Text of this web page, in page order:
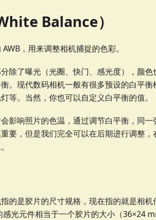
Balance）
，用来调整相机捕捉的色彩。
除了曝光（光圈、快门、感光度），颜
。现代数码相机一般有很多预设的白平
等。当然，你也可以自定义白平衡的值。
影响照片的色温，通过调节白平衡，同一
要，但是我们完全可以在后期进行调整
的是胶片的尺寸规格，现在指的就是相
感光元件相当于一个胶片的大小（36×24